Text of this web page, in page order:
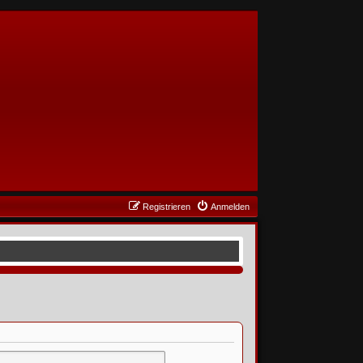
Anmelden
Registrieren